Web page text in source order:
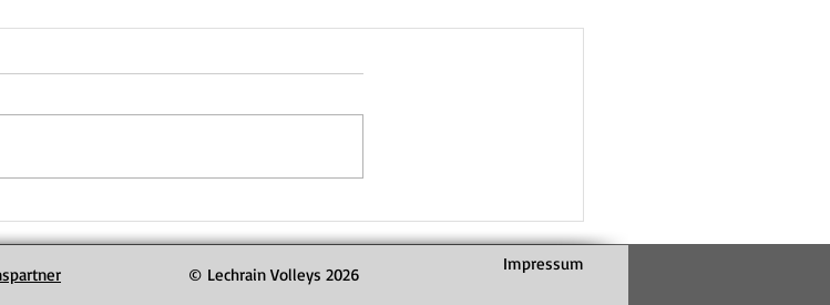
Relegation der D2 ohne Erfolg
Am Samstag, den 18. April 2026, trat
die Bezirksliga an. In zwei
© Lechrain Volleys 2026
Impressum